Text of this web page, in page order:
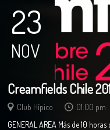
23
NOV
Creamfields Chile
Club Hípico
01:00 pm
GENERAL AREA Más de 10